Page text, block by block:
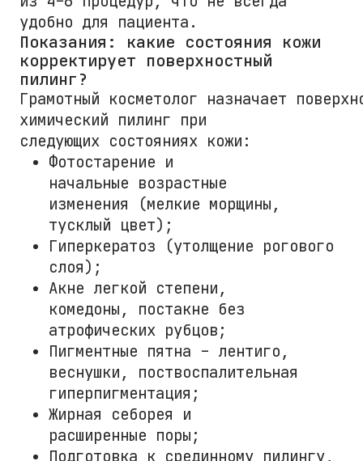
удобно для пациента.
Показания: какие состояния кожи
корректирует поверхностный
пилинг?
Грамотный косметолог назначает
химический пилинг при
следующих состояниях кожи:
Фотостарение и
начальные возрастные
изменения (мелкие морщины,
тусклый цвет);
Гиперкератоз (утолщение рогового
слоя);
Акне легкой степени,
комедоны, постакне без
атрофических рубцов;
Пигментные пятна – лентиго,
веснушки, поствоспалительная
гиперпигментация;
Жирная себорея и
расширенные поры;
Подготовка к срединному пилингу,